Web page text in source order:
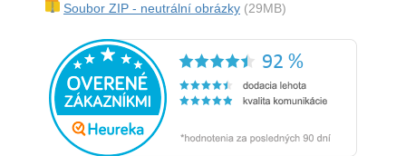
Soubor ZIP - neutrální obrázky (29MB)